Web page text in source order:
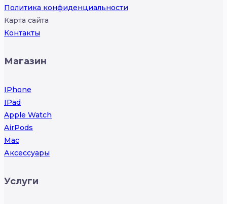
Политика конфиденциальности
Карта сайта
Контакты
Магазин
IPhone
IPad
Apple Watch
AirPods
Mac
Аксессуары
Услуги